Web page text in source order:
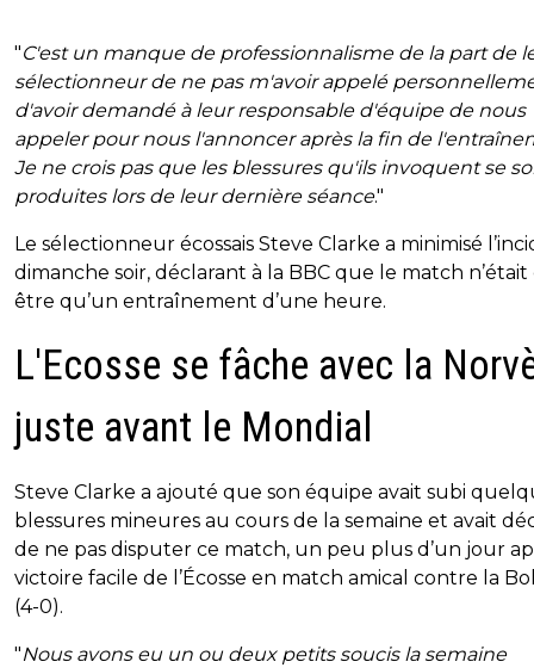
"C'est un manque de professionnalisme de la part de
sélectionneur de ne pas m'avoir appelé
d'avoir demandé à leur responsable d'équipe de nous
appeler pour nous l'annoncer après la fin de
Je ne crois pas que les blessures qu'ils invoquent se
produites lors de leur dernière séance."
Le sélectionneur écossais Steve Clarke a minimisé
dimanche soir, déclarant à la BBC que le match n’était
être qu’un entraînement d’une heure.
L'Ecosse se fâche avec la
juste avant le Mondial
Steve Clarke a ajouté que son équipe avait subi
blessures mineures au cours de la semaine et avait
de ne pas disputer ce match, un peu plus d’un jour
victoire facile de l’Écosse en match amical contre la
(4-0).
"Nous avons eu un ou deux petits soucis la semaine